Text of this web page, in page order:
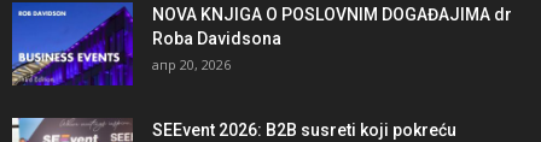
NOVA KNJIGA O POSLOVNIM DOGAĐAJIMA dr
Roba Davidsona
апр 20, 2026
SEEvent 2026: B2B susreti koji pokreću